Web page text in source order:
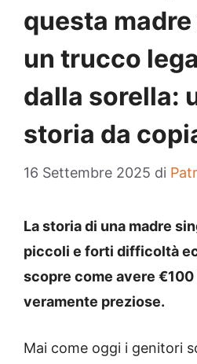
questa
un trucco
dalla sorella:
storia da
16 Settembre 2025 di
La storia di una madre
piccoli e forti difficoltà
scopre come avere €100
veramente preziose.
Mai come oggi i genitori